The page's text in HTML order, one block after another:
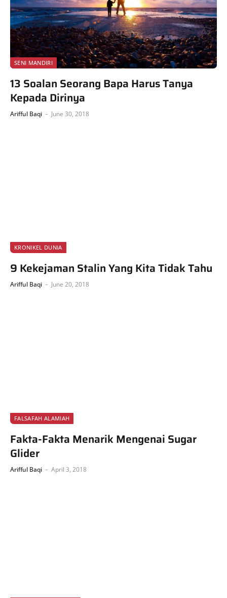
SENI MANDIRI
13 Soalan Seorang Bapa Harus Tanya
Kepada Dirinya
Arifful Baqi June 30, 2018
KRONIKEL DUNIA
9 Kekejaman Stalin Yang Kita Tidak Tahu
Arifful Baqi June 20, 2018
FALSAFAH ALAMIAH
Fakta-Fakta Menarik Mengenai Sugar
Glider
Arifful Baqi April 3, 2018